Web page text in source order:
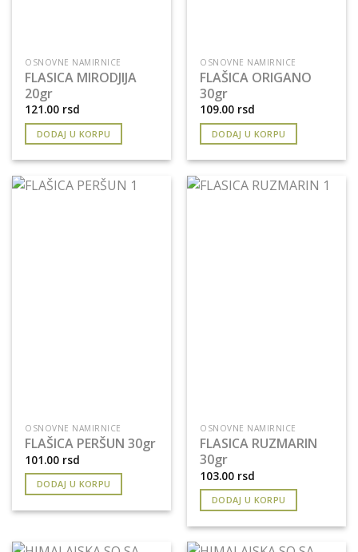
OSNOVNE NAMIRNICE
FLASICA MIRODJIJA
20gr
121.00 rsd
DODAJ U KORPU
OSNOVNE NAMIRNICE
FLAŠICA ORIGANO
30gr
109.00 rsd
DODAJ U KORPU
OSNOVNE NAMIRNICE
FLAŠICA PERŠUN 30gr
101.00 rsd
DODAJ U KORPU
OSNOVNE NAMIRNICE
FLASICA RUZMARIN
30gr
103.00 rsd
DODAJ U KORPU